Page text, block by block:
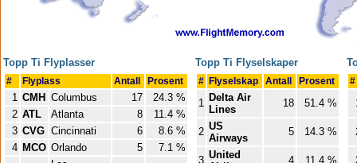
Topp Ti Flyplasser
# Flyplass Antall Prosent
1 CMH Columbus 17
24.3 %
2 ATL Atlanta 8
11.4 %
3 CVG Cincinnati 6
8.6 %
4 MCO Orlando 5
7.1 %
Topp Ti Flyselskaper
# Flyselskap Antall Prosent
1 Delta Air
Lines
18 51.4 %
2 US
Airways
5 14.3 %
3 United
4 11.4 %
#